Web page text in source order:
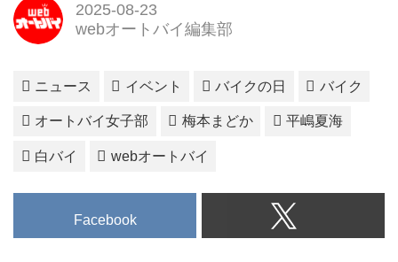
2025-08-23
webオートバイ編集部
ニュース イベント バイクの日 バイク
オートバイ女子部 梅本まどか 平嶋夏海
白バイ webオートバイ
Facebook